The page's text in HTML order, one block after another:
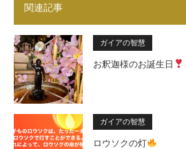
関連記事
ガイアの智慧
お釈迦様のお誕生日
ガイアの智慧
ロウソクの灯